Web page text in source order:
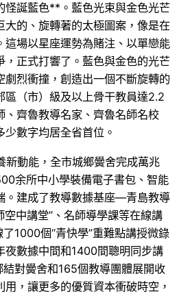
怪誕藍色**。藍色光束與金色光芒
大的、旋轉著的太極圖案，像是在
這場以星座運勢為賭注、以單戀能
，正式打響了。藍色與金色的光芒
劇烈衝撞，創造出一個不斷旋轉的
區（市）級及以上骨干教員達2.2
、齊魯教導名家、齊魯名師名校
數字均居全省首位。
新動能，全市城鄉黌舍完成萬兆
余所中小學裝備電子書包、智能
。建成了教導數據基座—青島教導
空中講堂”、名師導學課等在線講
1000個“青快學”重難點講授微錄
夜數據中間和1400間聰明同步講
對黌舍和165個教導團體展開收
，讓更多的優質資本衝破時空，